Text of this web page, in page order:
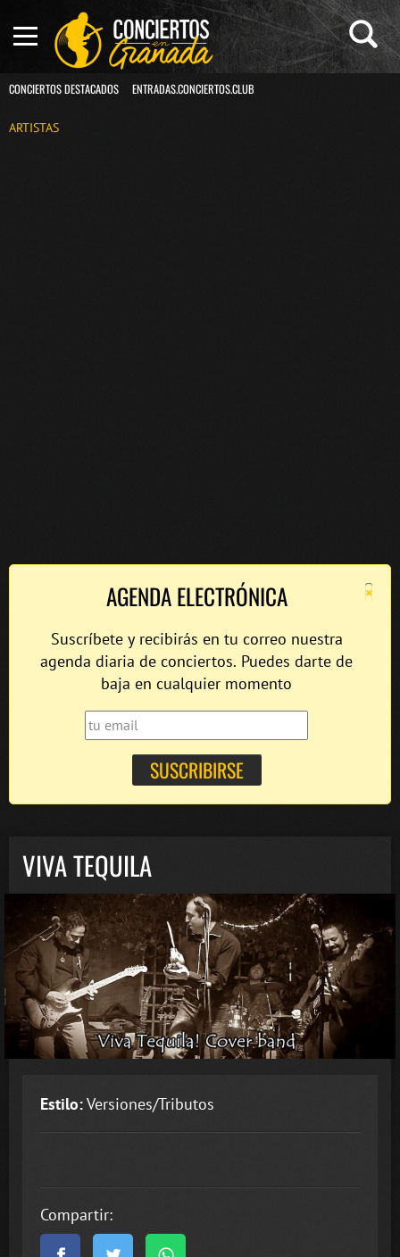
CONCIERTOS DESTACADOS ENTRADAS.CONCIERTOS.CLUB
ARTISTAS
×
AGENDA ELECTRÓNICA
Suscríbete y recibirás en tu correo nuestra
agenda diaria de conciertos. Puedes darte de
baja en cualquier momento
VIVA TEQUILA
Estilo:Versiones/Tributos
Compartir: